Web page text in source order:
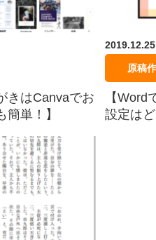
きはCanvaでお
単！】
2019.12.25
原稿
【
設定は